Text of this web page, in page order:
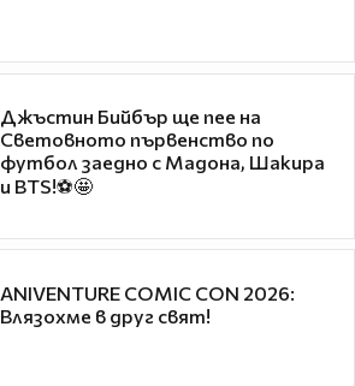
Джъстин Бийбър ще пее на
Световното първенство по
футбол заедно с Мадона, Шакира
и BTS!⚽🤩
ANIVENTURE COMIC CON 2026:
Влязохме в друг свят!